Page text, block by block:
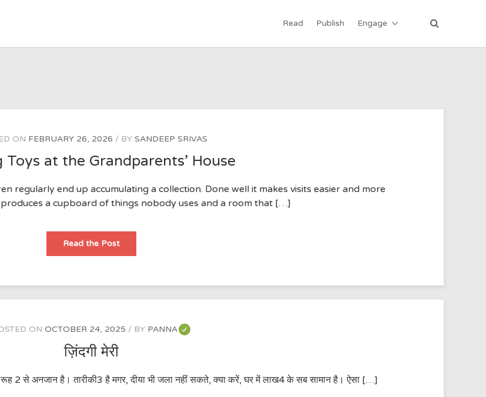
Read Publish Engage
ON FEBRUARY 26, 2026 BY SANDEEP SRIVAS
Toys at the Grandparents’ House
regularly end up accumulating a collection. Done well it makes visits easier and more
a cupboard of things nobody uses and a room that […]
Read the PostKeeping
at
House
ON OCTOBER 24, 2025 BY PANNA
ज़िंदगी मेरी
रूह 2 से अनजान है। तारीकी3 है मगर, दीया भी जला नहीं सकते, क्या करें, घर में लाख4 के सब सामान है। ऐसा […]